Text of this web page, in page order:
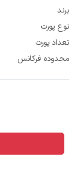
برند
نوع پورت
تعداد پورت
محدوده فرکانس